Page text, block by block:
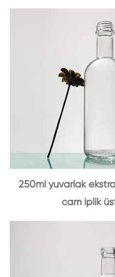
250ml yuvarlak
cam iplik